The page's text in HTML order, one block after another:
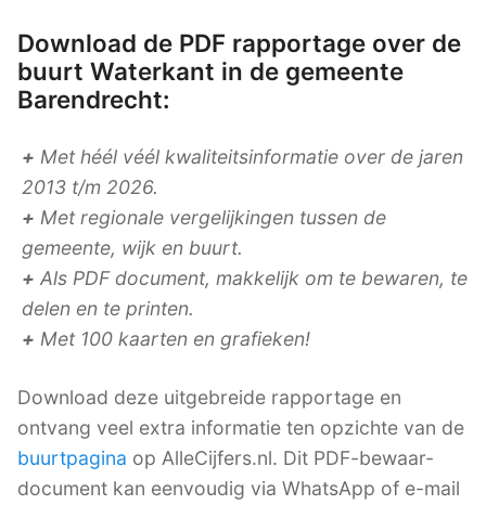
Download de PDF rapportage over de
buurt Waterkant in de gemeente
Barendrecht:
+ Met héél véél kwaliteitsinformatie over de jaren
2013 t/m 2026.
+ Met regionale vergelijkingen tussen de
gemeente, wijk en buurt.
+ Als PDF document, makkelijk om te bewaren, te
delen en te printen.
+ Met 100 kaarten en grafieken!
Download deze uitgebreide rapportage en
ontvang veel extra informatie ten opzichte van de
buurtpagina op AlleCijfers.nl. Dit PDF-bewaar-
document kan eenvoudig via WhatsApp of e-mail